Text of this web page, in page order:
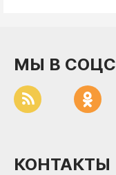
МЫ В
КОНТАКТЫ